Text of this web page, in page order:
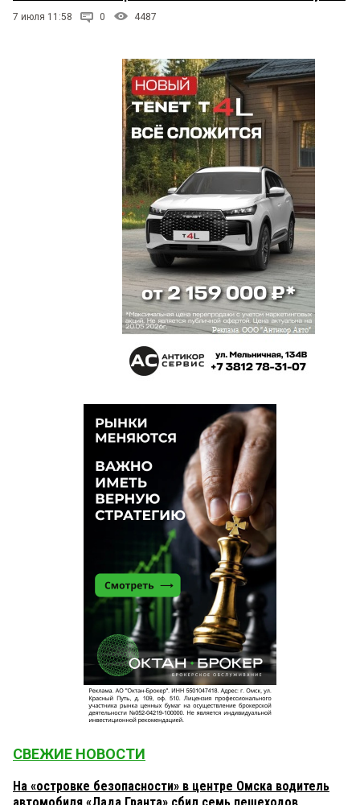
7 июля 11:58 0 4487
СВЕЖИЕ НОВОСТИ
На «островке безопасности» в центре Омска водитель